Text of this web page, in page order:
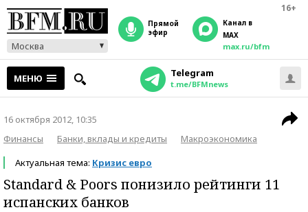
16+
Москва
прямой
эфир
Канал в
MAX
max.ru/bfm
МЕНЮ Telegram
t.me/BFMnews
16 октября 2012, 10:35
Финансы
Банки, вклады и кредиты
Макроэкономика
Актуальная тема: Кризис евро
Standard & Poors понизило рейтинги 11
испанских банков